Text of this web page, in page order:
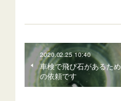
2020.02.25 10:40
車検で飛び石があるため
の依頼です